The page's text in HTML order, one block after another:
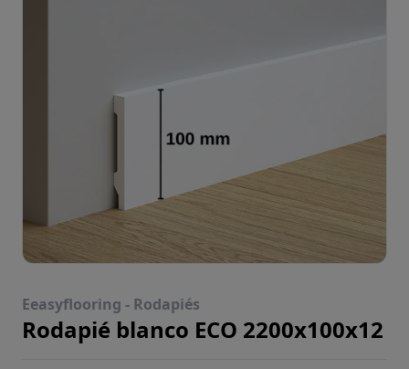
Eeasyflooring - Rodapiés
Rodapié blanco ECO 2200x100x12